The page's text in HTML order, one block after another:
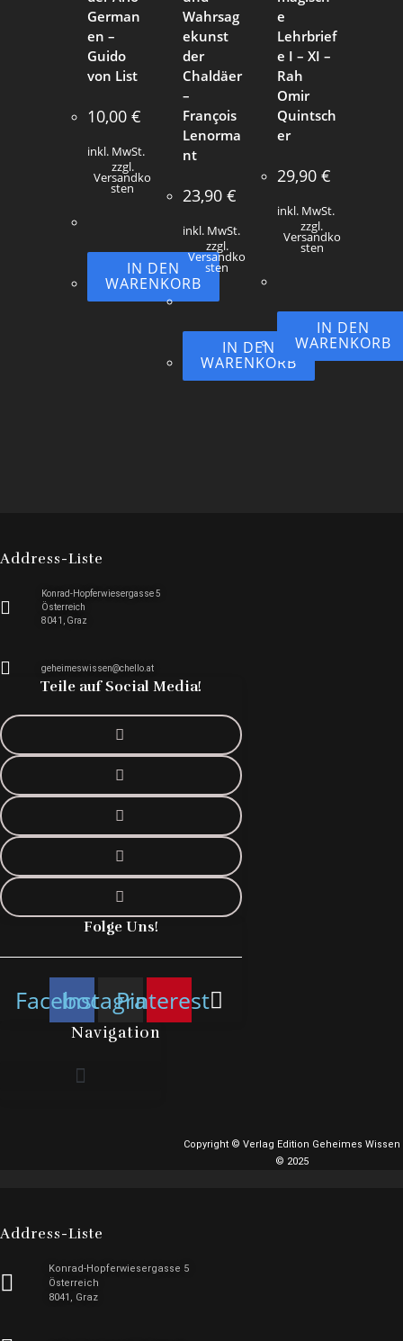
German
en –
Guido
von List
10,00€
inkl. MwSt.
zzgl.
Versandko
sten
IN DEN
WARENKORB
Wahrsag
ekunst
der
Chaldäer
–
François
Lenorma
nt
23,90 €
inkl. MwSt.
zzgl.
Versandko
sten
IN DEN
WARENKORB
e
Lehrbrief
e I – XI –
Rah
Omir
Quintsch
er
29,90 €
inkl. MwSt.
zzgl.
Versandko
sten
IN DEN
WARENKORB
Address-Liste
Konrad-Hopferwiesergasse 5
Österreich
8041, Graz
geheimeswissen@chello.at
Teile auf Social Media!
Folge Uns!
Facebook
Instagram
Pinterest
Navigation
Copyright © Verlag Edition Geheimes Wissen
© 2025
Address-Liste
Konrad-Hopferwiesergasse 5
Österreich
8041, Graz